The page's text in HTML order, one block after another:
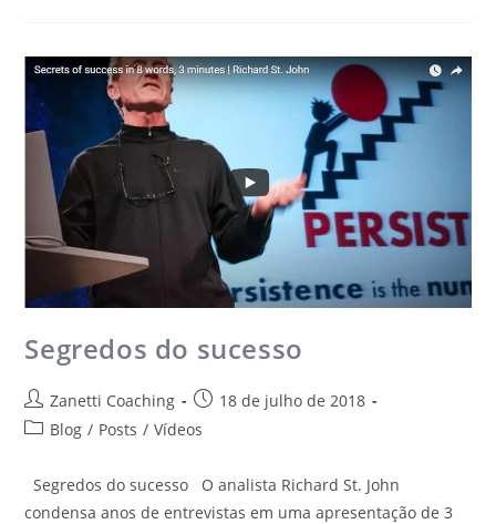
Segredos do sucesso
Zanetti Coaching
18 de julho de 2018
Blog / Posts / Vídeos
Segredos do sucesso O analista Richard St. John
condensa anos de entrevistas em uma apresentação de 3